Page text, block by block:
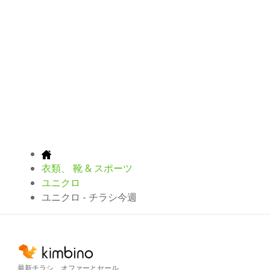
衣類、 靴 & スポーツ
ユニクロ
ユニクロ - チラシ今週
最新チラシ、オファーとセール